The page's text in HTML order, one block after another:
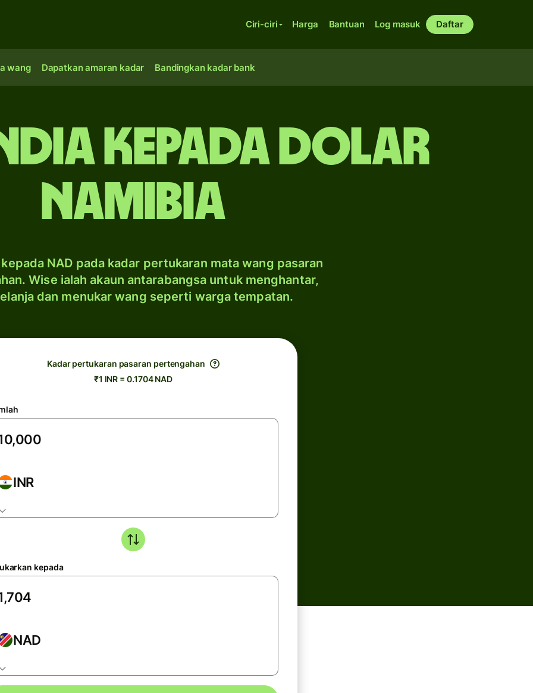
Ciri-ciri Harga Bantuan Log masuk Daftar
wang Dapatkan amaran kadar Bandingkan kadar bank
kepada dolar
Namibia
kepada NAD pada kadar pertukaran mata wang pasaran
Wise ialah akaun antarabangsa untuk menghantar,
dan menukar wang seperti warga tempatan.
Kadar pertukaran pasaran pertengahan
₹1 INR = 0.1704 NAD
INR
kepada
NAD